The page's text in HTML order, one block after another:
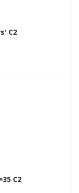
C2
С2